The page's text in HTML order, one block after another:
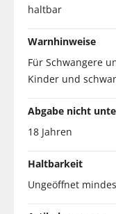
haltbar
Warnhinweise
Für Schwangere
Kinder und
Abgabe nicht
18 Jahren
Haltbarkeit
Ungeöffnet